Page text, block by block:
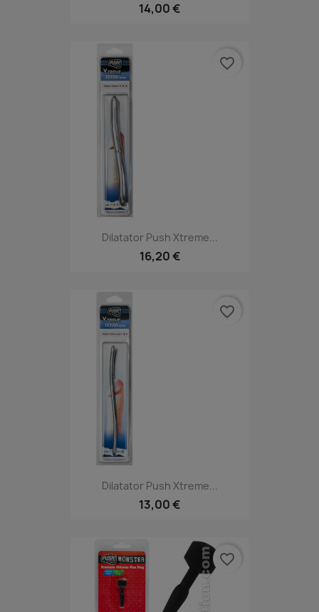
14,00 €
Dilatator Push Xtreme...
16,20 €
favorite_border
Dilatator Push Xtreme...
13,00 €
favorite_border
favorite_border